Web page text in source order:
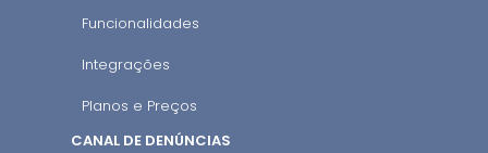
Funcionalidades
Integrações
Planos e Preços
CANAL DE DENÚNCIAS